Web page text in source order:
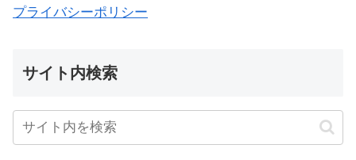
プライバシーポリシー
サイト内検索